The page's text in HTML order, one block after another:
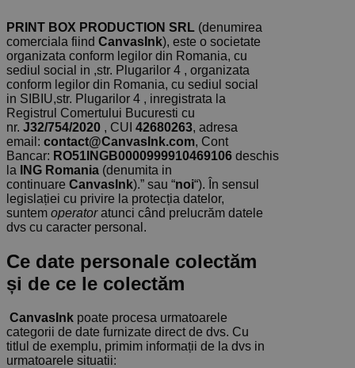
PRINT BOX PRODUCTION SRL (denumirea
comerciala fiind CanvasInk), este o societate
organizata conform legilor din Romania, cu
sediul social in ,str. Plugarilor 4 , organizata
conform legilor din Romania, cu sediul social
in SIBIU,str. Plugarilor 4 , inregistrata la
Registrul Comertului Bucuresti cu
nr. J32/754/2020 , CUI 42680263, adresa
email: contact@CanvasInk.com, Cont
Bancar: RO51INGB0000999910469106 deschis
la
ING Romania (denumita in
continuare CanvasInk).” sau “noi“). În sensul
legislației cu privire la protecția datelor,
suntem operatoratunci când prelucrăm datele
dvs cu caracter personal.
Ce date personale colectăm
și de ce le colectăm
CanvasInk poate procesa urmatoarele
categorii de date furnizate direct de dvs. Cu
titlul de exemplu, primim informații de la dvs in
urmatoarele situatii: